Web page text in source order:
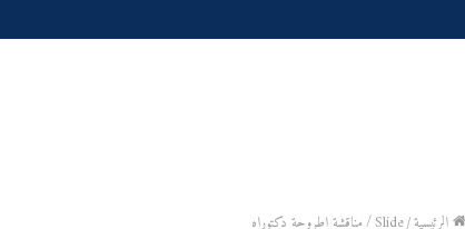
الرئيسية/
Slide
/مناقشة اطروحة دكتوراه